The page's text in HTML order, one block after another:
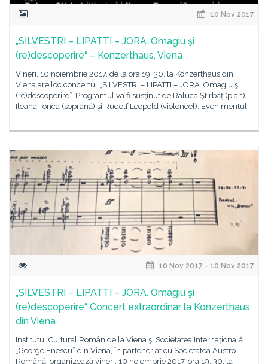
10 Nov 2017
„SILVESTRI – LIPATTI – JORA. Omagiu şi
(re)descoperire“ – Konzerthaus, Viena
Vineri, 10 noiembrie 2017, de la ora 19. 30, la Konzerthaus din
Viena are loc concertul „SILVESTRI – LIPATTI – JORA. Omagiu şi
(re)descoperire“. Programul va fi susţinut de Raluca Ştirbăţ (pian),
Ileana Tonca (soprană) şi Rudolf Leopold (violoncel). Evenimentul
10 Nov 2017 - 10 Nov 2017
„SILVESTRI – LIPATTI – JORA. Omagiu şi
(re)descoperire“ Concert extraordinar la Konzerthaus
din Viena
Institutul Cultural Român de la Viena şi Societatea Internaţională
„George Enescu“ din Viena, în parteneriat cu Societatea Austro-
Română, organizează vineri, 10 noiembrie 2017, ora 19. 30, la